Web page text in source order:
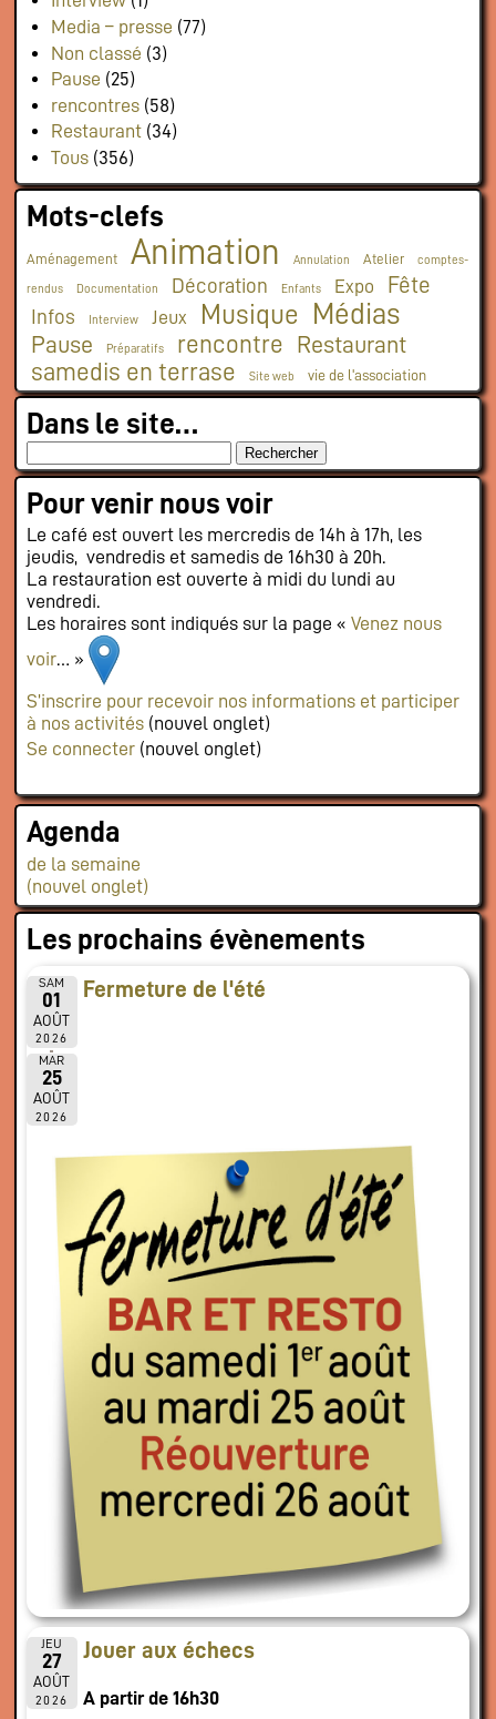
Media – presse (77)
Non classé (3)
Pause (25)
rencontres(58)
Restaurant(34)
Tous(356)
Mots-clefs
Aménagement Animation Annulation Atelier comptes-
rendus Documentation Décoration Enfants Expo Fête
Infos Interview Jeux Musique Médias
Pause Préparatifs rencontre Restaurant
samedis en terrase Site web vie de l'association
Dans le site…
Pour venir nous voir
Le café est ouvert les mercredis de 14h à 17h, les
jeudis, vendredis et samedis de 16h30 à 20h.
La restauration est ouverte à midi du lundi au
vendredi.
Les horaires sont indiqués sur la page « Venez nous
voir… »
S’inscrire pour recevoir nos informations et participer
à nos activités(nouvel onglet)
Se connecter(nouvel onglet)
Agenda
de la semaine
(nouvel onglet)
Les prochains évènements
SAM
01
AOÛT
2026
MAR
25
AOÛT
2026
Fermeture de l'été
JEU
27
AOÛT
2026
Jouer aux échecs
A partir de 16h30